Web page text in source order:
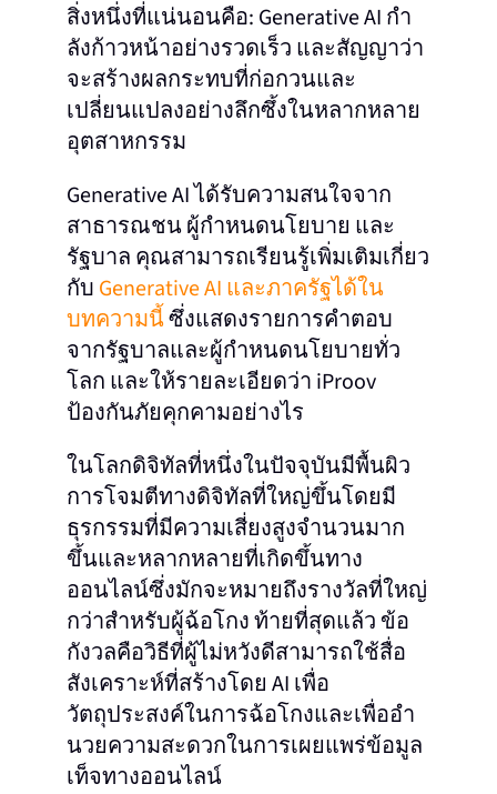
สิ่งหนึ่งที่แน่นอนคือ: Generative AI กํา
ลังก้าวหน้าอย่างรวดเร็ว และสัญญาว่า
จะสร้างผลกระทบที่ก่อกวนและ
เปลี่ยนแปลงอย่างลึกซึ้งในหลากหลาย
อุตสาหกรรม
Generative AI ได้รับความสนใจจาก
สาธารณชน ผู้กําหนดนโยบาย และ
รัฐบาล คุณสามารถเรียนรู้เพิ่มเติมเกี่ยว
กับ Generative AI และภาครัฐได้ใน
บทความนี้ซึ่งแสดงรายการคําตอบ
จากรัฐบาลและผู้กําหนดนโยบายทั่ว
โลก และให้รายละเอียดว่า iProov
ป้องกันภัยคุกคามอย่างไร
ในโลกดิจิทัลที่หนึ่งในปัจจุบันมีพื้นผิว
การโจมตีทางดิจิทัลที่ใหญ่ขึ้นโดยมี
ธุรกรรมที่มีความเสี่ยงสูงจํานวนมาก
ขึ้นและหลากหลายที่เกิดขึ้นทาง
ออนไลน์ซึ่งมักจะหมายถึงรางวัลที่ใหญ่
กว่าสําหรับผู้ฉ้อโกง ท้ายที่สุดแล้ว ข้อ
กังวลคือวิธีที่ผู้ไม่หวังดีสามารถใช้สื่อ
สังเคราะห์ที่สร้างโดย AI เพื่อ
วัตถุประสงค์ในการฉ้อโกงและเพื่ออํา
นวยความสะดวกในการเผยแพร่ข้อมูล
เท็จทางออนไลน์